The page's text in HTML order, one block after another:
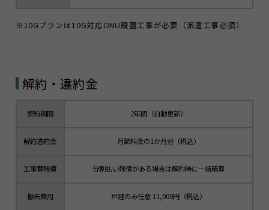
※10Gプランは10G対応ONU設置工事が必要（派遣工事必須）
解約・違約金
契約期間 2年間（自動更新）
解約違約金 月額料金の1か月分（税込）
工事費残債 分割払い残債がある場合は解約時に一括精算
撤去費用 戸建のみ任意 11,000円（税込）